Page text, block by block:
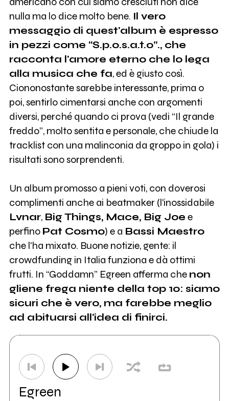
nulla ma lo dice molto bene. Il vero
messaggio di quest'album è espresso
in pezzi come “S.p.o.s.a.t.o”., che
racconta l'amore eterno che lo lega
alla musica che fa, ed è giusto così.
Ciononostante sarebbe interessante, prima o
poi, sentirlo cimentarsi anche con argomenti
diversi, perché quando ci prova (vedi “Il grande
freddo”, molto sentita e personale, che chiude la
tracklist con una malinconia da groppo in gola) i
risultati sono sorprendenti.
Un album promosso a pieni voti, con doverosi
complimenti anche ai beatmaker (l'inossidabile
Lvnar, Big Things, Mace, Big Joe e
perfino Pat Cosmo) e a Bassi Maestro
che l'ha mixato. Buone notizie, gente: il
crowdfunding in Italia funziona e dà ottimi
frutti. In “Goddamn” Egreen afferma che non
gliene frega niente della top 10: siamo
sicuri che è vero, ma farebbe meglio
ad abituarsi all'idea di finirci.
Egreen